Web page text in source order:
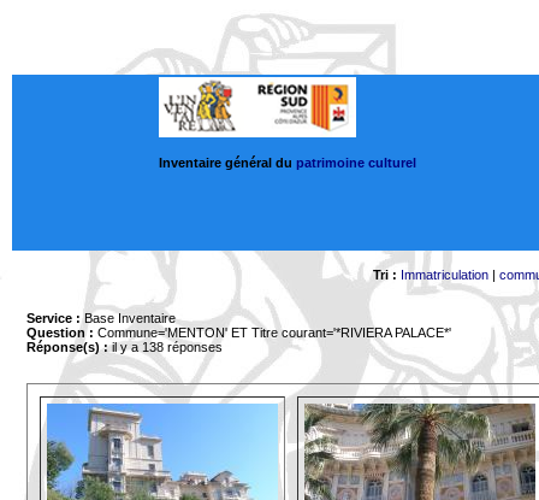
Inventaire général du patrimoine culturel
Tri : Immatriculation|
Service : Base Inventaire
Question : Commune='MENTON' ET Titre courant='*RIVIERA PALACE*'
Réponse(s) :il y a 138 réponses